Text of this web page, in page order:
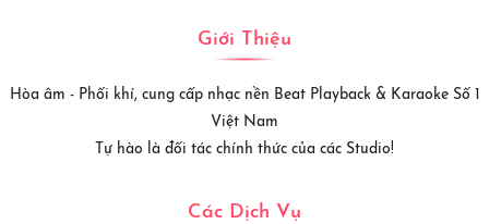
Giới Thiệu
Hòa âm - Phối khí, cung cấp nhạc nền Beat Playback & Karaoke Số 1
Việt Nam
Tự hào là đối tác chính thức của các Studio!
Các Dịch Vụ